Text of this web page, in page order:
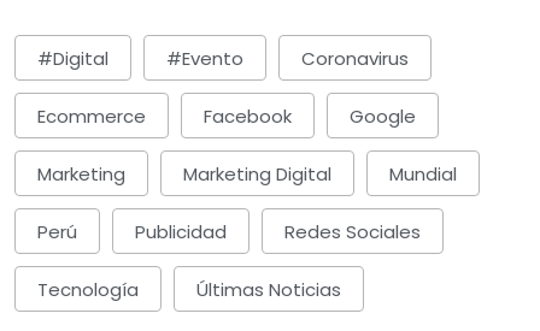
#digital #evento Coronavirus
Ecommerce Facebook Google
Marketing Marketing Digital Mundial
Perú Publicidad Redes Sociales
Tecnología Últimas Noticias